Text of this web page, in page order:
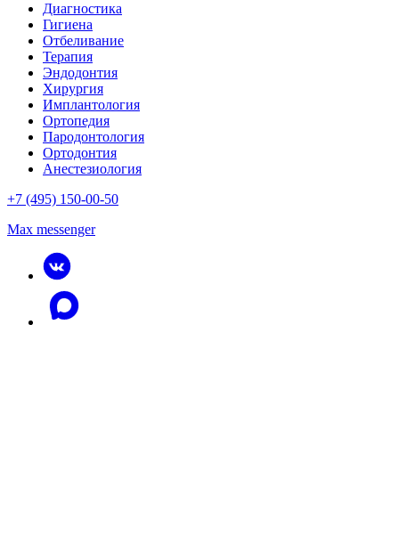
Диагностика
Гигиена
Отбеливание
Терапия
Эндодонтия
Хирургия
Имплантология
Ортопедия
Пародонтология
Ортодонтия
Анестезиология
+7 (495) 150-00-50
Max messenger